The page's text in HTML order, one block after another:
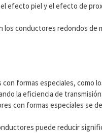
efecto piel y el efecto de
los conductores redondos de
con formas especiales, como
la eficiencia de transmisión.
con formas especiales se
puede reducir